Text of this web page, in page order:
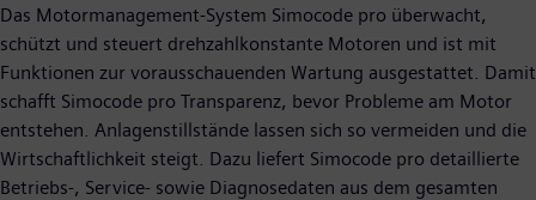
Das Motormanagement-System Simocode pro überwacht,
schützt und steuert drehzahlkonstante Motoren und ist mit
Funktionen zur vorausschauenden Wartung ausgestattet. Damit
schafft Simocode pro Transparenz, bevor Probleme am Motor
entstehen. Anlagenstillstände lassen sich so vermeiden und die
Wirtschaftlichkeit steigt. Dazu liefert Simocode pro detaillierte
Betriebs-, Service- sowie Diagnosedaten aus dem gesamten